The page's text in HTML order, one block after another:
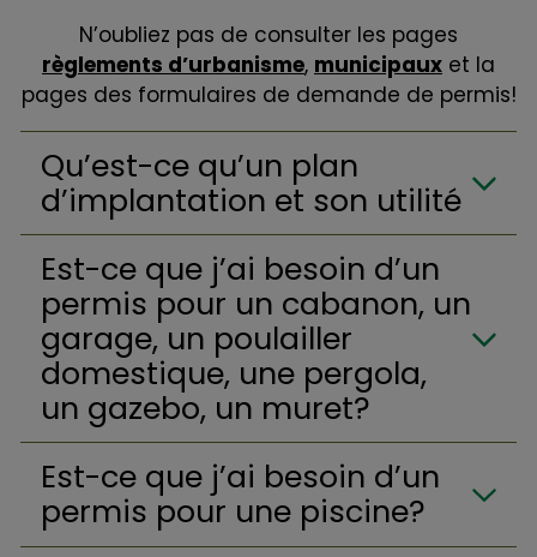
N’oubliez pas de consulter les pages
règlements d’urbanisme, municipaux et la
pages des formulaires de demande de permis!
Qu’est-ce qu’un plan
d’implantation et son utilité
Est-ce que j’ai besoin d’un
permis pour un cabanon, un
garage, un poulailler
domestique, une pergola,
un gazebo, un muret?
Est-ce que j’ai besoin d’un
permis pour une piscine?